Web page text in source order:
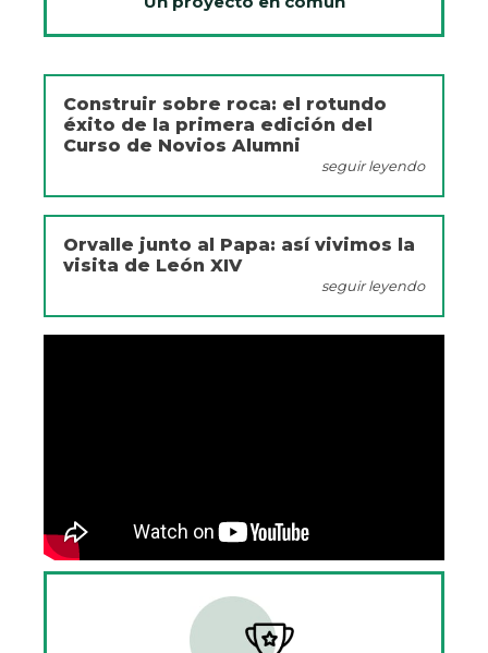
Construir sobre roca: el rotundo
éxito de la primera edición del
Curso de Novios Alumni
seguir leyendo
Orvalle junto al Papa: así vivimos la
visita de León XIV
seguir leyendo